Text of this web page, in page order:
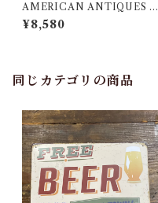
AMERICAN ANTIQUES W
allet Chain / ウォレット 懐中
時計 ホイッスル チェーン / ア
¥8,580
同じカテゴリの商品